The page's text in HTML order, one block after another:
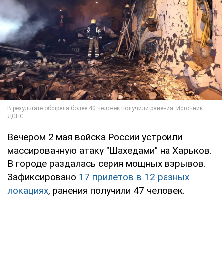
Вечером 2 мая войска России устроили
массированную атаку "Шахедами" на Харьков.
В городе раздалась серия мощных взрывов.
Зафиксировано 17 прилетов в 12 разных
локациях, ранения получили 47 человек.